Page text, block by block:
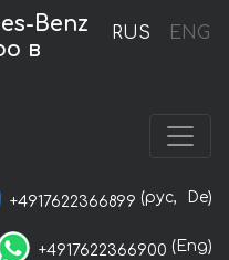
RUS ENG
Benz
в
+4917622366899 (рус, De)
+4917622366900 (Eng)